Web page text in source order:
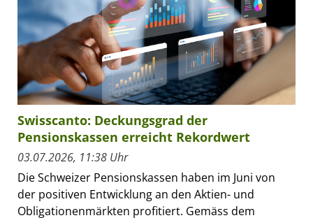
Swisscanto: Deckungsgrad der
Pensionskassen erreicht Rekordwert
03.07.2026, 11:38 Uhr
Die Schweizer Pensionskassen haben im Juni von
der positiven Entwicklung an den Aktien- und
Obligationenmärkten profitiert. Gemäss dem